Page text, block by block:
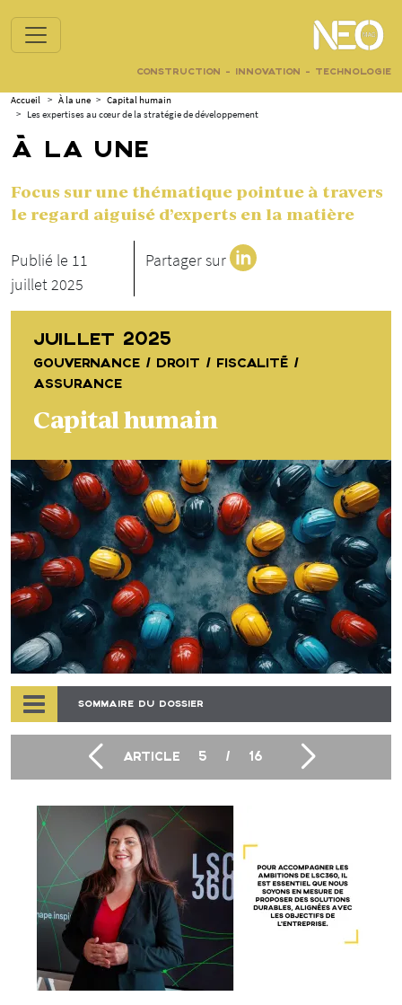
CONSTRUCTION - INNOVATION - TECHNOLOGIE
Accueil > À la une > Capital humain
>
Les expertises au cœur de la stratégie de développement
À LA UNE
Focus sur une thématique pointue à travers
le regard aiguisé d’experts en la matière
Publié le 11
juillet 2025
Partager sur
JUILLET 2025
GOUVERNANCE / DROIT / FISCALITÉ /
ASSURANCE
Capital humain
SOMMAIRE DU DOSSIER
ARTICLE 5 / 16